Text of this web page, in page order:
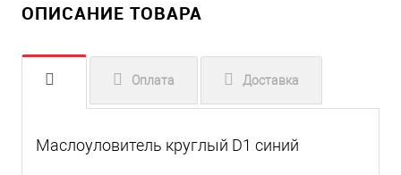
ОПИСАНИЕ ТОВАРА
Оплата Доставка
Маслоуловитель круглый D1 синий